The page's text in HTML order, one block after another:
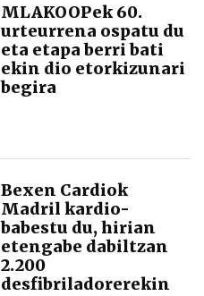
MLAKOOPek 60.
urteurrena ospatu du
eta etapa berri bati
ekin dio etorkizunari
begira
Bexen Cardiok
Madril kardio-
babestu du, hirian
etengabe dabiltzan
2.200
desfibriladorerekin